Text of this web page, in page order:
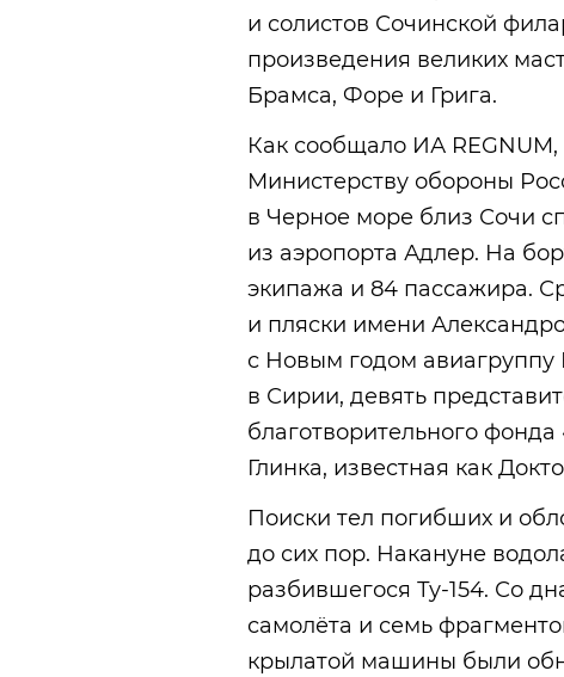
и солистов Сочинской
произведения великих
Брамса, Форе и Грига.
Как сообщало ИА
Министерству обороны
в Черное море близ Сочи
из аэропорта Адлер. На
экипажа и 84 пассажира.
и пляски имени
с Новым годом
в Сирии, девять
благотворительного
Глинка, известная как
Поиски тел погибших и
до сих пор. Накануне
разбившегося Ту-154. Со
самолёта и семь
крылатой машины были